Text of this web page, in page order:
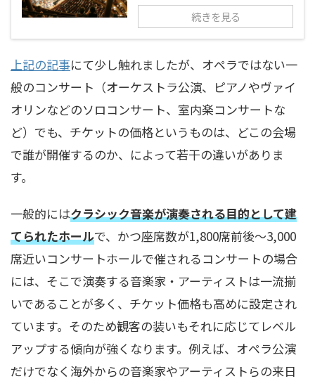
続きを見る
上記の記事にて少し触れましたが、オペラではない一
般のコンサート（オーケストラ公演、ピアノやヴァイ
オリンなどのソロコンサート、室内楽コンサートな
ど）でも、チケットの価格というものは、どこの会場
で誰が開催するのか、によって若干の違いがありま
す。
一般的にはクラシック音楽が演奏される目的として建
てられたホールで、かつ座席数が1,800席前後〜3,000
席近いコンサートホールで催されるコンサートの場合
には、そこで演奏する音楽家・アーティストは一流揃
いであることが多く、チケット価格も高めに設定され
ています。そのため観客の装いもそれに応じてレベル
アップする傾向が強くなります。例えば、オペラ公演
だけでなく海外からの音楽家やアーティストらの来日